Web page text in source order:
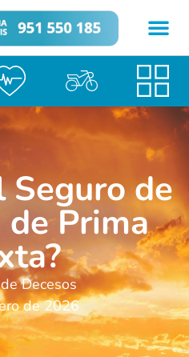
Seguro de
de Prima
Decesos
de 2026